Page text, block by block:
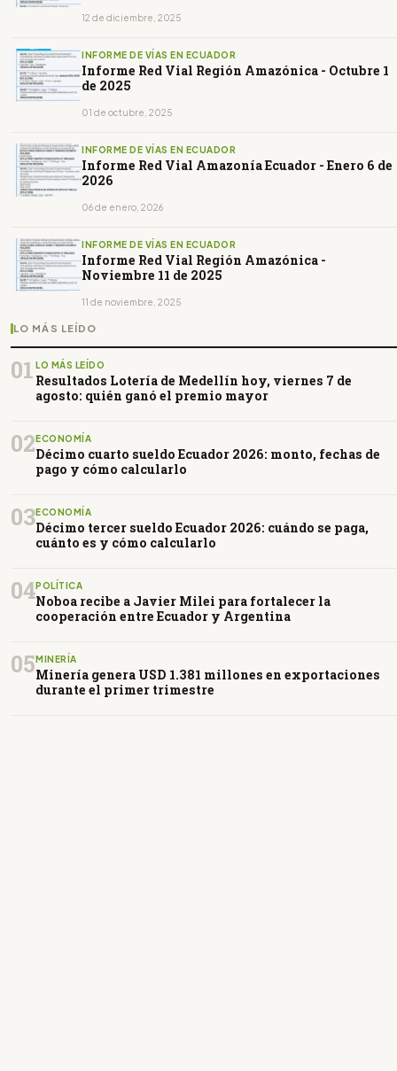
12 de diciembre, 2025
INFORME DE VÍAS EN ECUADOR
Informe Red Vial Región Amazónica - Octubre 1
de 2025
01 de octubre, 2025
INFORME DE VÍAS EN ECUADOR
Informe Red Vial Amazonía Ecuador - Enero 6 de
2026
06 de enero, 2026
INFORME DE VÍAS EN ECUADOR
Informe Red Vial Región Amazónica -
Noviembre 11 de 2025
11 de noviembre, 2025
LO MÁS LEÍDO
01 LO MÁS LEÍDO
Resultados Lotería de Medellín hoy, viernes 7 de
agosto: quién ganó el premio mayor
02ECONOMÍA
Décimo cuarto sueldo Ecuador 2026: monto, fechas de
pago y cómo calcularlo
03ECONOMÍA
Décimo tercer sueldo Ecuador 2026: cuándo se paga,
cuánto es y cómo calcularlo
04POLÍTICA
Noboa recibe a Javier Milei para fortalecer la
cooperación entre Ecuador y Argentina
05MINERÍA
Minería genera USD 1.381 millones en exportaciones
durante el primer trimestre